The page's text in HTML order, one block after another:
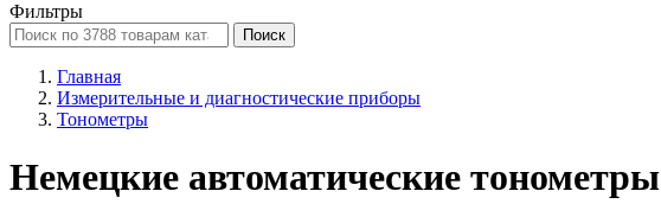
Фильтры
Поиск
Главная
Измерительные и диагностические приборы
Тонометры
Немецкие автоматические тонометры